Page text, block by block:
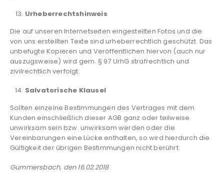
Urheberrechtshinweis
Die auf unseren Internetseiten eingestellten Fotos und die
von uns erstellten Texte sind urheberrechtlich geschützt. Das
unbefugte Kopieren und Veröffentlichen hiervon (auch nur
auszugsweise) wird gem. § 97 UrhG strafrechtlich und
zivilrechtlich verfolgt.
Salvatorische Klausel
Sollten einzelne Bestimmungen des Vertrages mit dem
Kunden einschließlich dieser AGB ganz oder teilweise
unwirksam sein bzw. unwirksam werden oder die
Vereinbarungen eine Lücke enthalten, so wird hierdurch die
Gültigkeit der übrigen Bestimmungen nicht berührt.
Gummersbach, den 16.02.2018